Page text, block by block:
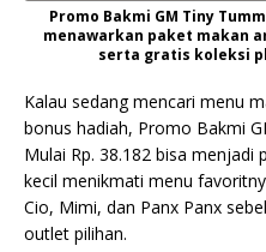
Promo Bakmi GM Tiny
menawarkan paket makan
serta gratis koleksi
Kalau sedang mencari menu
bonus hadiah, Promo Bakmi
Mulai Rp. 38.182 bisa menjadi
kecil menikmati menu
Cio, Mimi, dan Panx Panx
outlet pilihan.